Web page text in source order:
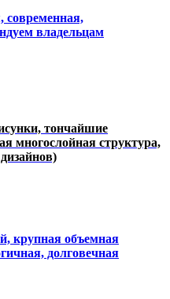
современная,
владельцам
тончайшие
многослойная структура,
крупная объемная
долговечная